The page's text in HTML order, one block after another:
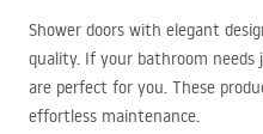
Shower doors with elegant
quality. If your bathroom
are perfect for you. These
effortless maintenance.